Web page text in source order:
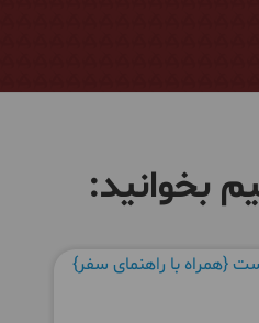
بخوانید: